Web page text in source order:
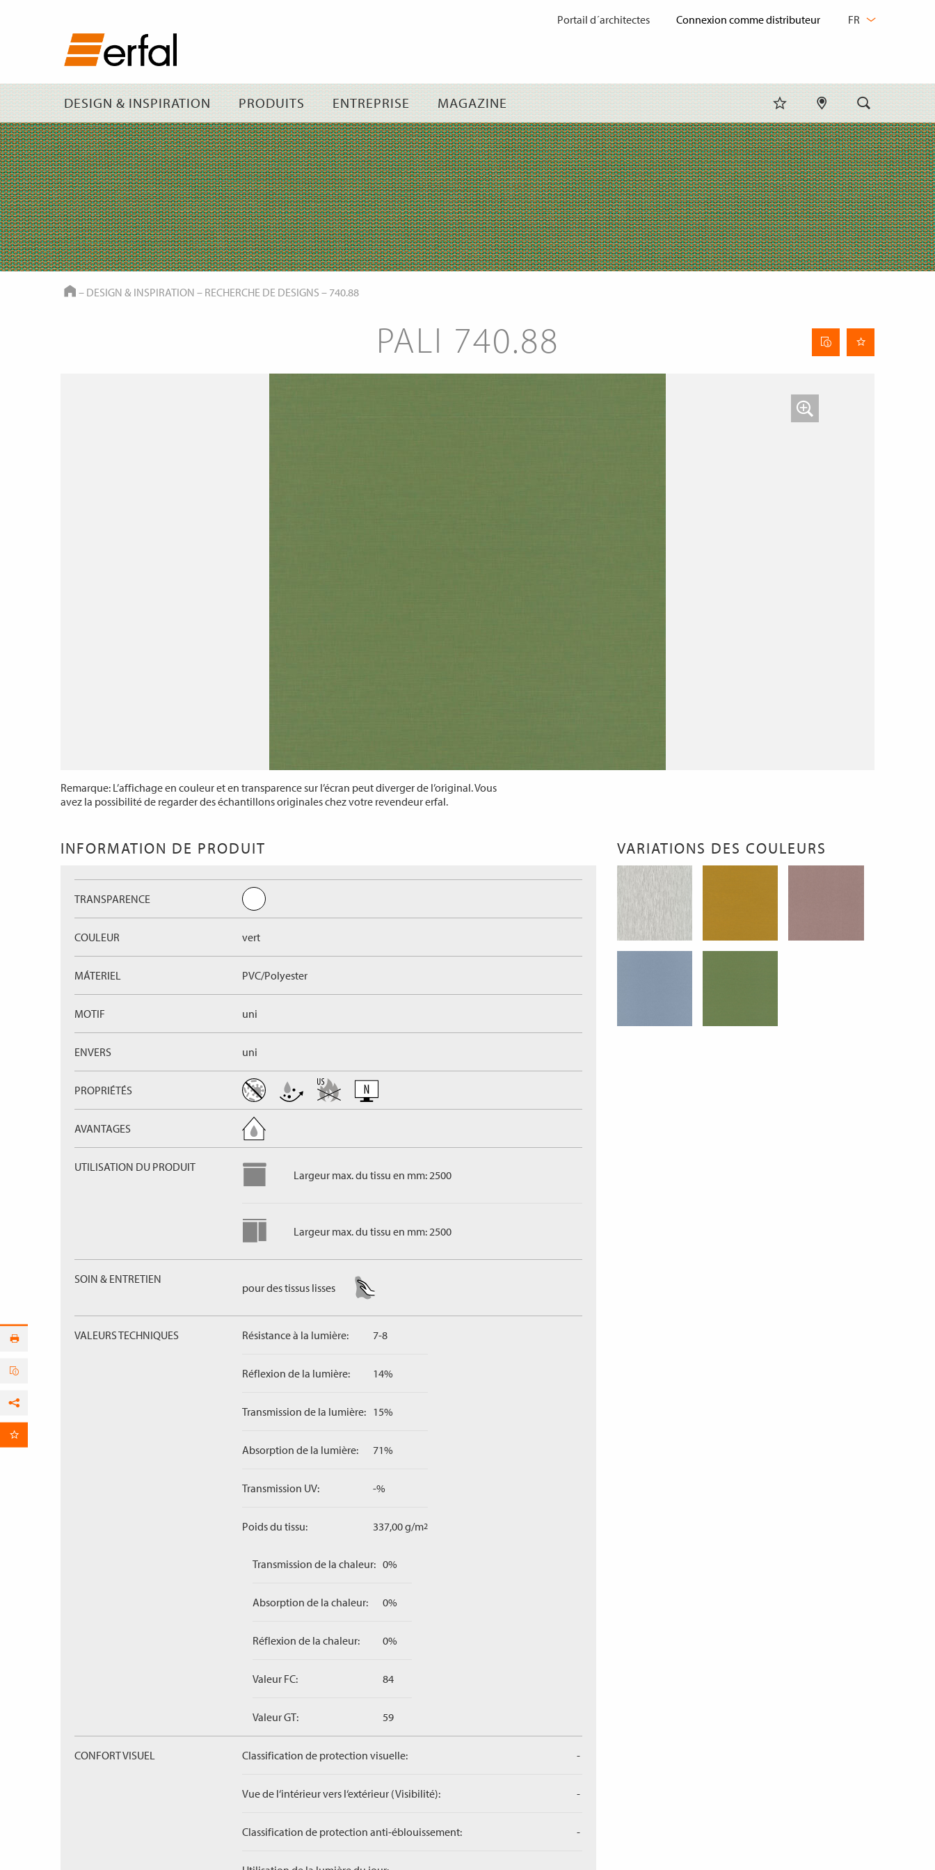
DESIGN & INSPIRATION PRODUITS ENTREPRISE MAGAZINE
Portail d´architectes FR
HOME
– DESIGN & INSPIRATION – RECHERCHE DE DESIGNS – 740.88
PALI 740.88
Fiche
technique
du tissu
Remarque: L’affichage en couleur et en transparence sur l’écran peut diverger de l’original. Vous
avez la possibilité de regarder des échantillons originales chez votre revendeur erfal.
INFORMATION DE PRODUIT
TRANSPARENCE
COULEUR vert
MÁTERIEL PVC/Polyester
MOTIF uni
ENVERS uni
PROPRIÉTÉS
AVANTAGES
UTILISATION DU PRODUIT
Largeur max. du tissu en mm: 2500
Largeur max. du tissu en mm: 2500
SOIN & ENTRETIEN
pour des tissus lisses
VALEURS TECHNIQUES Résistance à la lumière: 7-8
Réflexion de la lumière: 14%
Transmission de la lumière: 15%
Absorption de la lumière: 71%
Transmission UV: -%
Poids du tissu: 337,00 g/m2
Transmission de la chaleur: 0%
Absorption de la chaleur: 0%
Réflexion de la chaleur: 0%
Valeur FC: 84
Valeur GT: 59
CONFORT VISUEL Classification de protection visuelle: -
Vue de l‘intérieur vers l‘extérieur (Visibilité): -
Classification de protection anti-éblouissement: -
VARIATIONS DES COULEURS